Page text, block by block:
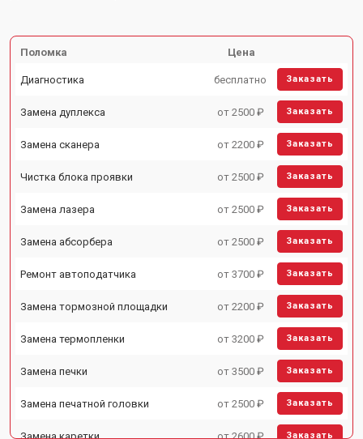
Поломка Цена
Диагностика бесплатно Заказать
Замена дуплекса от 2500 ₽ Заказать
Замена сканера от 2200 ₽ Заказать
Чистка блока проявки от 2500 ₽ Заказать
Замена лазера от 2500 ₽ Заказать
Замена абсорбера от 2500 ₽ Заказать
Ремонт автоподатчика от 3700 ₽ Заказать
Замена тормозной площадки от 2200 ₽ Заказать
Замена термопленки от 3200 ₽ Заказать
Замена печки от 3500 ₽ Заказать
Замена печатной головки от 2500 ₽ Заказать
Замена каретки от 2600 ₽ Заказать